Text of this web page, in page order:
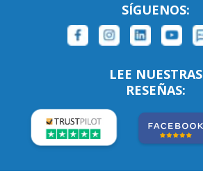
SÍGUENOS:
LEE NUESTRAS
RESEÑAS: